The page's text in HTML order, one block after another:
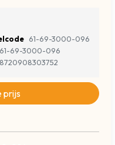
61-69-3000-096
61-69-3000-096
8720908303752
prijs